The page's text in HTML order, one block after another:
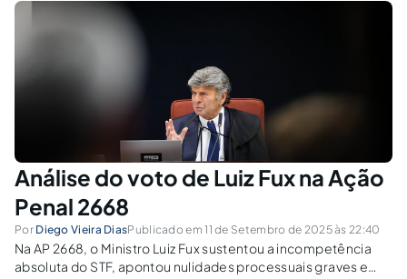
Análise do voto de Luiz Fux na Ação
Penal 2668
Por Diego Vieira DiasPublicado em 11 de Setembro de 2025 às 22:40
Na AP 2668, o Ministro Luiz Fux sustentou a incompetência
absoluta do STF, apontou nulidades processuais graves e